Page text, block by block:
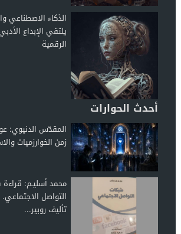
يلتقي الإبداع
الرقمية
أحدث الحوارات
المقدّس
زمن الخوارزميات
محمد أسليـم:
التواصل الاجتماعي.
تأليف روبير...